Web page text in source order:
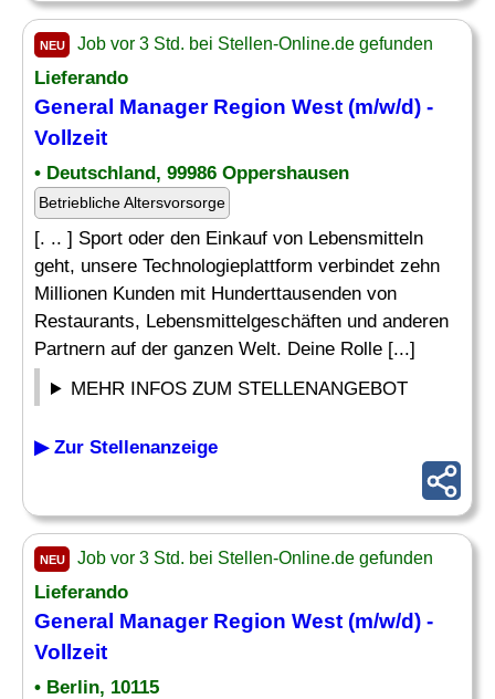
NEU Job vor 3 Std. bei Stellen-Online.de gefunden
Lieferando
General ManagerRegion West (m/w/d) -
Vollzeit
• Deutschland, 99986 Oppershausen
Betriebliche Altersvorsorge
[. .. ] Sport oder den Einkauf von Lebensmitteln
geht, unsere Technologieplattform verbindet zehn
Millionen Kunden mit Hunderttausenden von
Restaurants, Lebensmittelgeschäften und anderen
Partnern auf der ganzen Welt. Deine Rolle [...]
MEHR INFOS ZUM STELLENANGEBOT
▶ Zur Stellenanzeige
NEU Job vor 3 Std. bei Stellen-Online.de gefunden
Lieferando
General ManagerRegion West (m/w/d) -
Vollzeit
• Berlin, 10115